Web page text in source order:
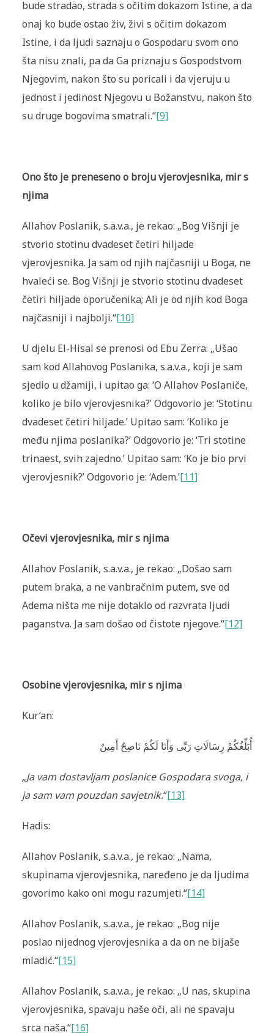
bude stradao, strada s očitim dokazom Istine, a da
onaj ko bude ostao živ, živi s očitim dokazom
Istine, i da ljudi saznaju o Gospodaru svom ono
šta nisu znali, pa da Ga priznaju s Gospodstvom
Njegovim, nakon što su poricali i da vjeruju u
jednost i jedinost Njegovu u Božanstvu, nakon što
su druge bogovima smatrali.“[9]
Ono što je preneseno o broju vjerovjesnika, mir s
njima
Allahov Poslanik, s.a.v.a., je rekao: „Bog Višnji je
stvorio stotinu dvadeset četiri hiljade
vjerovjesnika. Ja sam od njih najčasniji u Boga, ne
hvaleći se. Bog Višnji je stvorio stotinu dvadeset
četiri hiljade oporučenika; Ali je od njih kod Boga
najčasniji i najbolji.“[10]
U djelu El-Hisal se prenosi od Ebu Zerra: „Ušao
sam kod Allahovog Poslanika, s.a.v.a., koji je sam
sjedio u džamiji, i upitao ga: ‘O Allahov Poslaniče,
koliko je bilo vjerovjesnika?’ Odgovorio je: ‘Stotinu
dvadeset četiri hiljade.’ Upitao sam: ‘Koliko je
među njima poslanika?’ Odgovorio je: ‘Tri stotine
trinaest, svih zajedno.’ Upitao sam: ‘Ko je bio prvi
vjerovjesnik?’ Odgovorio je: ‘Adem.’[11]
Očevi vjerovjesnika, mir s njima
Allahov Poslanik, s.a.v.a., je rekao: „Došao sam
putem braka, a ne vanbračnim putem, sve od
Adema ništa me nije dotaklo od razvrata ljudi
paganstva. Ja sam došao od čistote njegove.“[12]
Osobine vjerovjesnika, mir s njima
Kur’an:
أُبَلِّغُكُمْ رِسَالَاتِ رَبِّى وَأَنَا لَكُمْ نَاصِحٌ أَمِينٌ
„Ja vam dostavljam poslanice Gospodara svoga, i
ja sam vam pouzdan savjetnik.“[13]
Hadis:
Allahov Poslanik, s.a.v.a., je rekao: „Nama,
skupinama vjerovjesnika, naređeno je da ljudima
govorimo kako oni mogu razumjeti.“[14]
Allahov Poslanik, s.a.v.a., je rekao: „Bog nije
poslao nijednog vjerovjesnika a da on ne bijaše
mladić.“[15]
Allahov Poslanik, s.a.v.a., je rekao: „U nas, skupina
vjerovjesnika, spavaju naše oči, ali ne spavaju
srca naša.“[16]